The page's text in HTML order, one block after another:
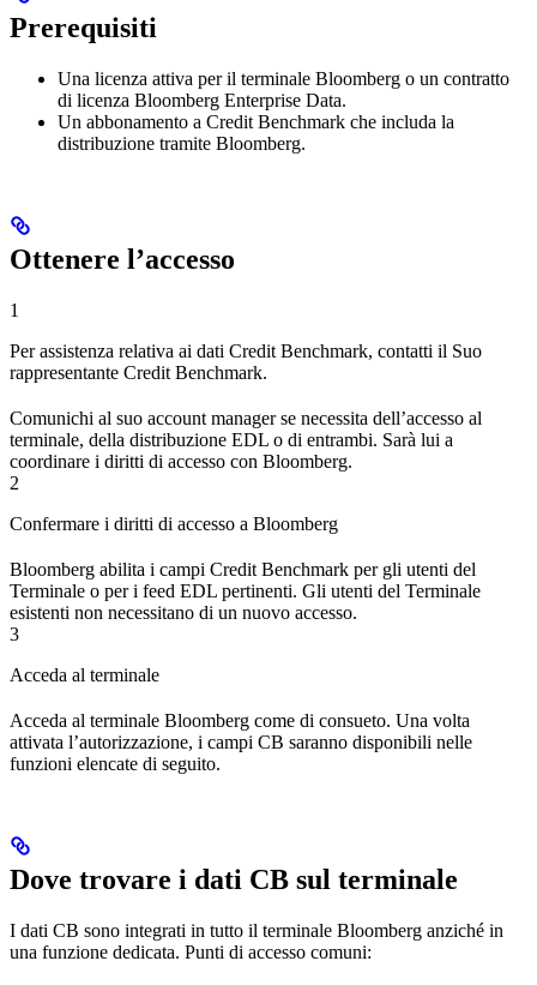
Prerequisiti
Una licenza attiva per il terminale Bloomberg o un contratto
di licenza Bloomberg Enterprise Data.
Un abbonamento a Credit Benchmark che includa la
distribuzione tramite Bloomberg.
Ottenere l’accesso
1
Per assistenza relativa ai dati Credit Benchmark, contatti il Suo
rappresentante Credit Benchmark.
Comunichi al suo account manager se necessita dell’accesso al
terminale, della distribuzione EDL o di entrambi. Sarà lui a
coordinare i diritti di accesso con Bloomberg.
2
Confermare i diritti di accesso a Bloomberg
Bloomberg abilita i campi Credit Benchmark per gli utenti del
Terminale o per i feed EDL pertinenti. Gli utenti del Terminale
esistenti non necessitano di un nuovo accesso.
3
Acceda al terminale
Acceda al terminale Bloomberg come di consueto. Una volta
attivata l’autorizzazione, i campi CB saranno disponibili nelle
funzioni elencate di seguito.
Dove trovare i dati CB sul terminale
I dati CB sono integrati in tutto il terminale Bloomberg anziché in
una funzione dedicata. Punti di accesso comuni: